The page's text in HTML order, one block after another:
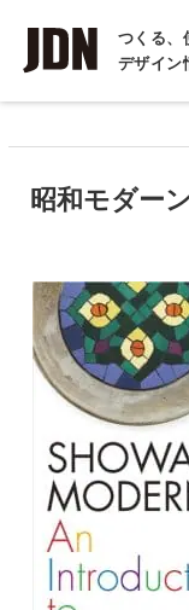
つくる、
デザイン
インタビュー
昭和モダー